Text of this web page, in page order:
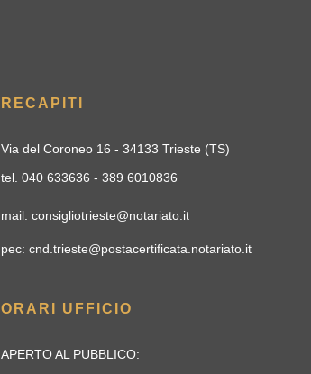
RECAPITI
Via del Coroneo 16 - 34133 Trieste (TS)
tel. 040 633636 - 389 6010836
mail: consigliotrieste@notariato.it
pec: cnd.trieste@postacertificata.notariato.it
ORARI UFFICIO
APERTO AL PUBBLICO: